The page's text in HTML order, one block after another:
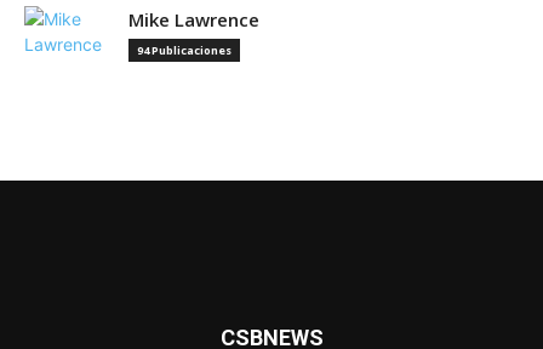
Mike Lawrence
94 Publicaciones
CSBNEWS